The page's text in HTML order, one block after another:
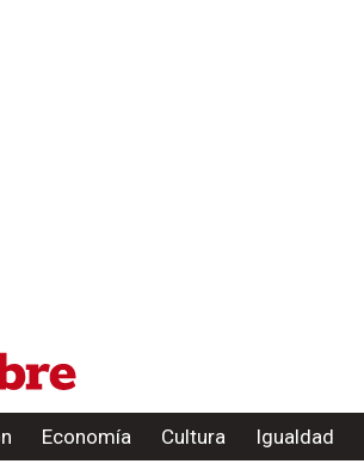
Economía Cultura Igualdad